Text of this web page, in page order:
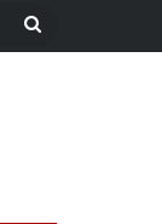
Search